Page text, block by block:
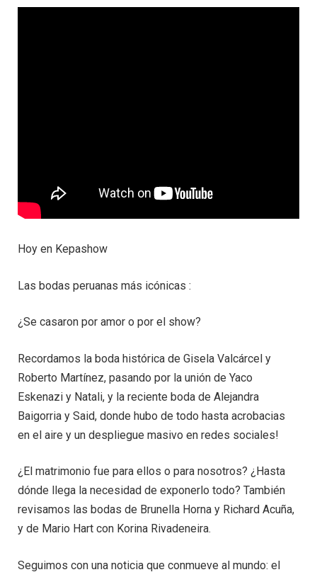
Hoy en Kepashow
Las bodas peruanas más icónicas :
¿Se casaron por amor o por el show?
Recordamos la boda histórica de Gisela Valcárcel y
Roberto Martínez, pasando por la unión de Yaco
Eskenazi y Natali, y la reciente boda de Alejandra
Baigorria y Said, donde hubo de todo hasta acrobacias
en el aire y un despliegue masivo en redes sociales!
¿El matrimonio fue para ellos o para nosotros? ¿Hasta
dónde llega la necesidad de exponerlo todo? También
revisamos las bodas de Brunella Horna y Richard Acuña,
y de Mario Hart con Korina Rivadeneira.
Seguimos con una noticia que conmueve al mundo: el